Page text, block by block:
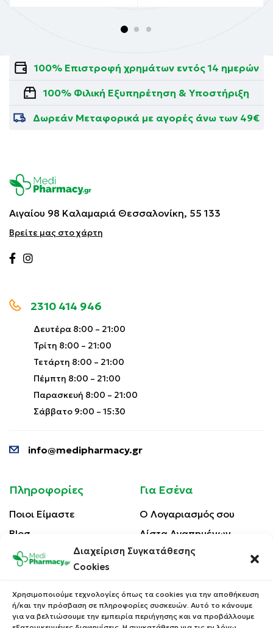
Διαχείριση Συγκατάθεσης
Cookies
Χρησιμοποιούμε τεχνολογίες όπως τα cookies για την αποθήκευση
ή/και την πρόσβαση σε πληροφορίες συσκευών. Αυτό το κάνουμε
για να βελτιώσουμε την εμπειρία περιήγησης και να προβάλλουμε
100% Επιστροφή χρημάτων εντός 14 ημερών
100% Φιλική Εξυπηρέτηση & Υποστήριξη
Δωρεάν Μεταφορικά με αγορές άνω των 49€
Αιγαίου 98 Καλαμαριά Θεσσαλονίκη, 55 133
Βρείτε μας στο χάρτη
2310 414 946
Δευτέρα 8:00 – 21:00
Τρίτη 8:00 – 21:00
Τετάρτη 8:00 – 21:00
Πέμπτη 8:00 – 21:00
Παρασκευή 8:00 – 21:00
Σάββατο 9:00 – 15:30
info@medipharmacy.gr
Πληροφορίες
Ποιοι Είμαστε
Blog
Επικοινωνία
Πολιτική Απορρήτου
Για Εσένα
Ο Λογαριασμός σου
Λίστα Αγαπημένων
Οι Παραγγελίες σου
Κέρδισε Κουπόνι
Έκπτωσης